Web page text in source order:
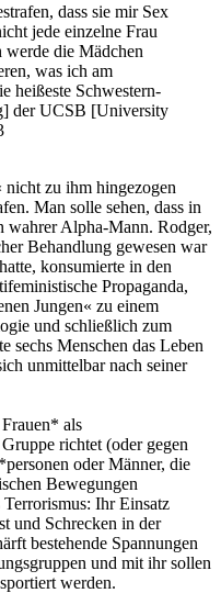
dass sie mir Sex
jede einzelne Frau
die Mädchen
was ich am
heißeste Schwestern­
der UCSB [University
zu ihm hingezogen
Man solle sehen, dass in
wahrer Alpha-Mann. Rodger,
Behandlung gewesen war
konsu­mierte in den
Propaganda,
Jungen« zu einem
und schließlich zum
sechs Menschen das Leben
unmittel­bar nach seiner
als
richtet (oder gegen
oder Männer, die
Bewegungen
Ihr Einsatz
und Schrecken in der
bestehende Span­nungen
und mit ihr sollen
werden.